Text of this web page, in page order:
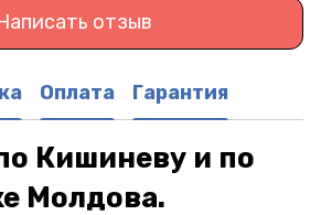
отзыв
Оплата Гарантия
Кишиневу и по
Молдова.